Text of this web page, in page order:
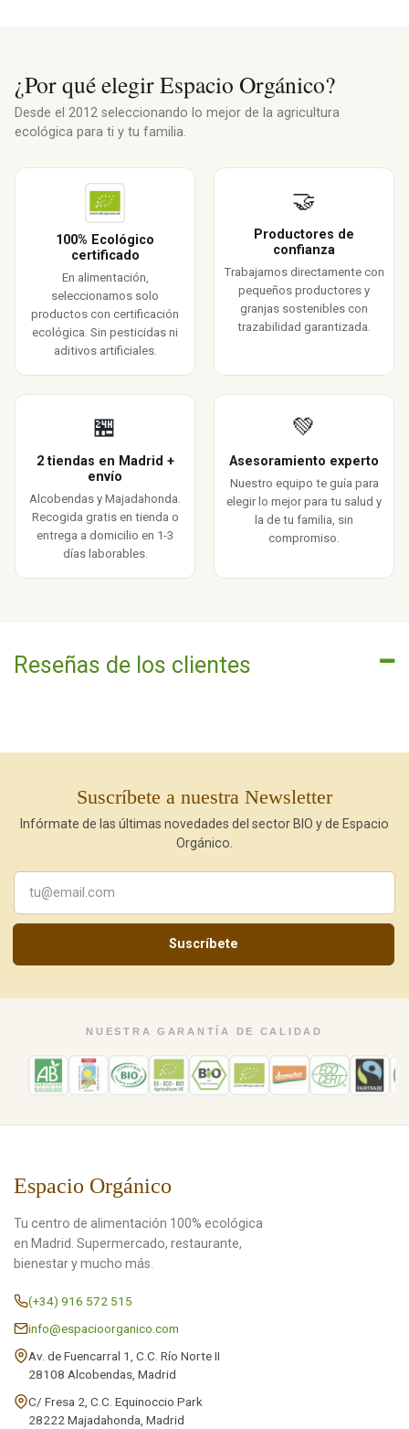
¿Por qué elegir Espacio Orgánico?
Desde el 2012 seleccionando lo mejor de la agricultura
ecológica para ti y tu familia.
100% Ecológico
certificado
En alimentación,
seleccionamos solo
productos con certificación
ecológica. Sin pesticidas ni
aditivos artificiales.
🤝
Productores de
confianza
Trabajamos directamente con
pequeños productores y
granjas sostenibles con
trazabilidad garantizada.
🏪
2 tiendas en Madrid +
envío
Alcobendas y Majadahonda.
Recogida gratis en tienda o
entrega a domicilio en 1-3
días laborables.
💚
Asesoramiento experto
Nuestro equipo te guía para
elegir lo mejor para tu salud y
la de tu familia, sin
compromiso.
Reseñas de los clientes
Suscríbete a nuestra Newsletter
Infórmate de las últimas novedades del sector BIO y de Espacio
Orgánico.
Suscríbete
NUESTRA GARANTÍA DE CALIDAD
Espacio Orgánico
Tu centro de alimentación 100% ecológica
en Madrid. Supermercado, restaurante,
bienestar y mucho más.
(+34) 916 572 515
info@espacioorganico.com
Av. de Fuencarral 1, C.C. Río Norte II
28108 Alcobendas, Madrid
C/ Fresa 2, C.C. Equinoccio Park
28222 Majadahonda, Madrid